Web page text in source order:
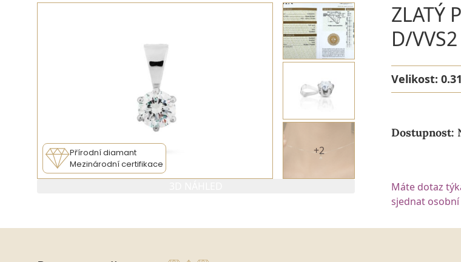
Přírodní diamant
Mezinárodní certifikace
+2
ZLATÝ
D/
Velikost:
Dostupnost:
Máte dotaz
sjednat